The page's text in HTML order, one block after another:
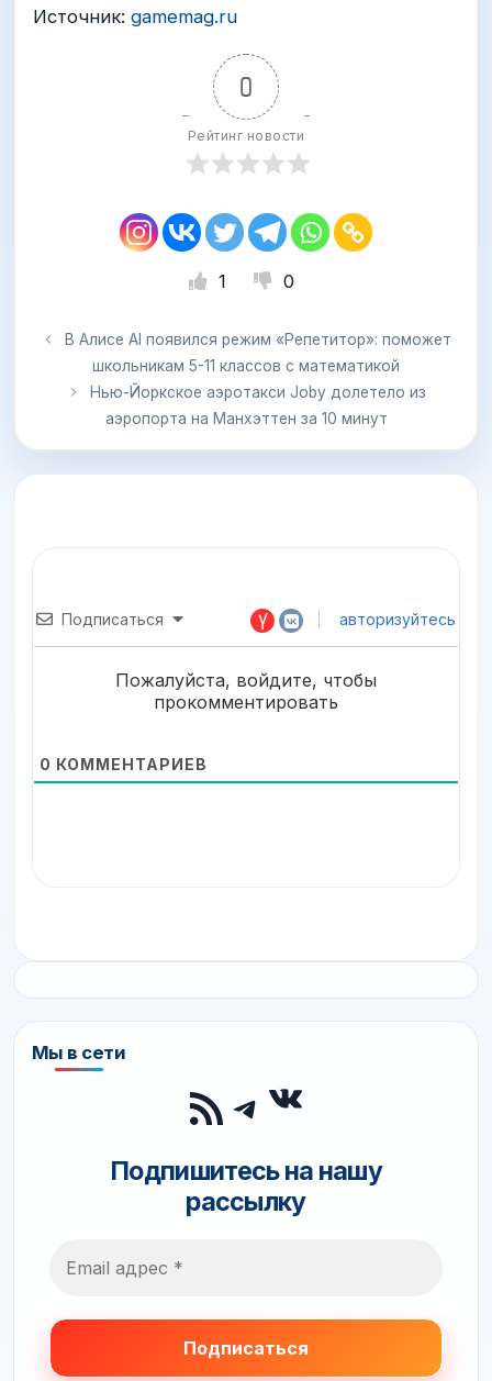
Источник: gamemag.ru
0
Рейтинг новости
1 0
В Алисе AI появился режим «Репетитор»: поможет
школьникам 5-11 классов с математикой
Нью-Йоркское аэротакси Joby долетело из
аэропорта на Манхэттен за 10 минут
Подписаться авторизуйтесь
Пожалуйста, войдите, чтобы
прокомментировать
0 КОММЕНТАРИЕВ
Мы в сети
RSS-лента
Telegram
ВКонтакте
Подпишитесь на нашу
рассылку